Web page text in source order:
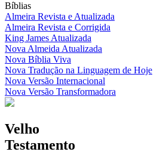
Bíblias
Almeira Revista e Atualizada
Almeira Revista e Corrigida
King James Atualizada
Nova Almeida Atualizada
Nova Bíblia Viva
Nova Tradução na Linguagem de Hoje
Nova Versão Internacional
Nova Versão Transformadora
Velho
Testamento